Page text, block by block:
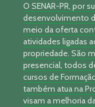
O SENAR-PR, por
desenvolvimento
meio da oferta
atividades ligadas
propriedade. São
presencial, todos
cursos de
também atua na
visam a melhoria